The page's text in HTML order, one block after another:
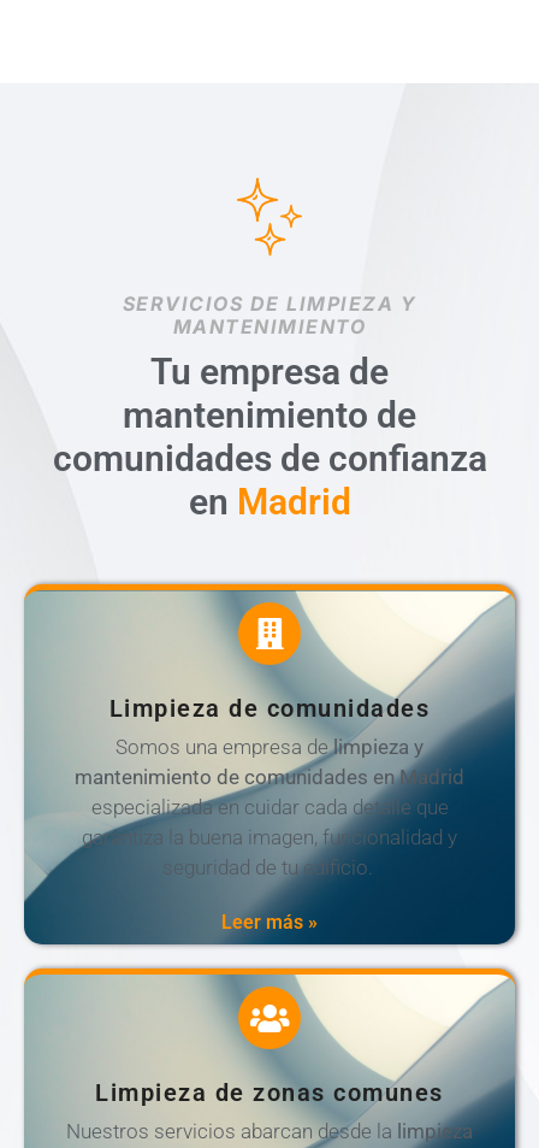
SERVICIOS DE LIMPIEZA Y
MANTENIMIENTO
Tu empresa de
mantenimiento de
comunidades de confianza
en Madrid
Limpieza de comunidades
Somos una empresa delimpieza y
mantenimiento de comunidades en Madrid
especializada en cuidar cada detalle que
garantiza la buena imagen, funcionalidad y
seguridad de tu edificio.
Leer más »
Limpieza de zonas comunes
Nuestros servicios abarcan desde la limpieza